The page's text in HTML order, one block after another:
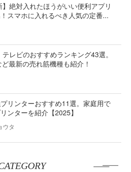
】絶対入れたほうがいい便利アプリ
スマホに入れるべき人気の定番...
テレビのおすすめランキング43選。
最新の売れ筋機種も紹介！
リンターおすすめ11選。家庭用で
ンターを紹介【2025】
ウタ